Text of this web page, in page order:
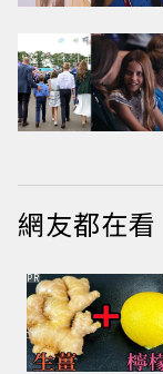
網友都在看
PR